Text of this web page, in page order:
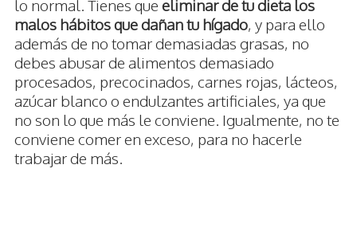
lo normal. Tienes que eliminar de tu dieta los
malos hábitos que dañan tu hígado, y para ello
además de no tomar demasiadas grasas, no
debes abusar de alimentos demasiado
procesados, precocinados, carnes rojas, lácteos,
azúcar blanco o endulzantes artificiales, ya que
no son lo que más le conviene. Igualmente, no te
conviene comer en exceso, para no hacerle
trabajar de más.